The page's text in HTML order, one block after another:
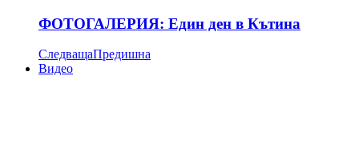
ФОТОГАЛЕРИЯ: Един ден в Кътина
СледващаПредишна
Видео